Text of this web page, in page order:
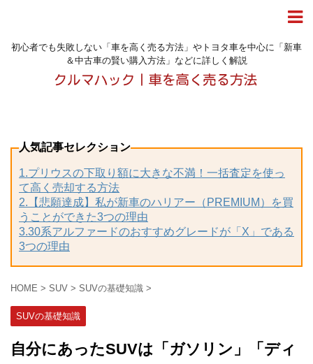
初心者でも失敗しない「車を高く売る方法」やトヨタ車を中心に「新車
＆中古車の賢い購入方法」などに詳しく解説
人気記事セレクション
1.プリウスの下取り額に大きな不満！一括査定を使っ
て高く売却する方法
2.【悲願達成】私が新車のハリアー（PREMIUM）を買
うことができた3つの理由
3.30系アルファードのおすすめグレードが「X」である
3つの理由
HOME > SUV > SUVの基礎知識 >
SUVの基礎知識
自分にあったSUVは「ガソリン」「ディ